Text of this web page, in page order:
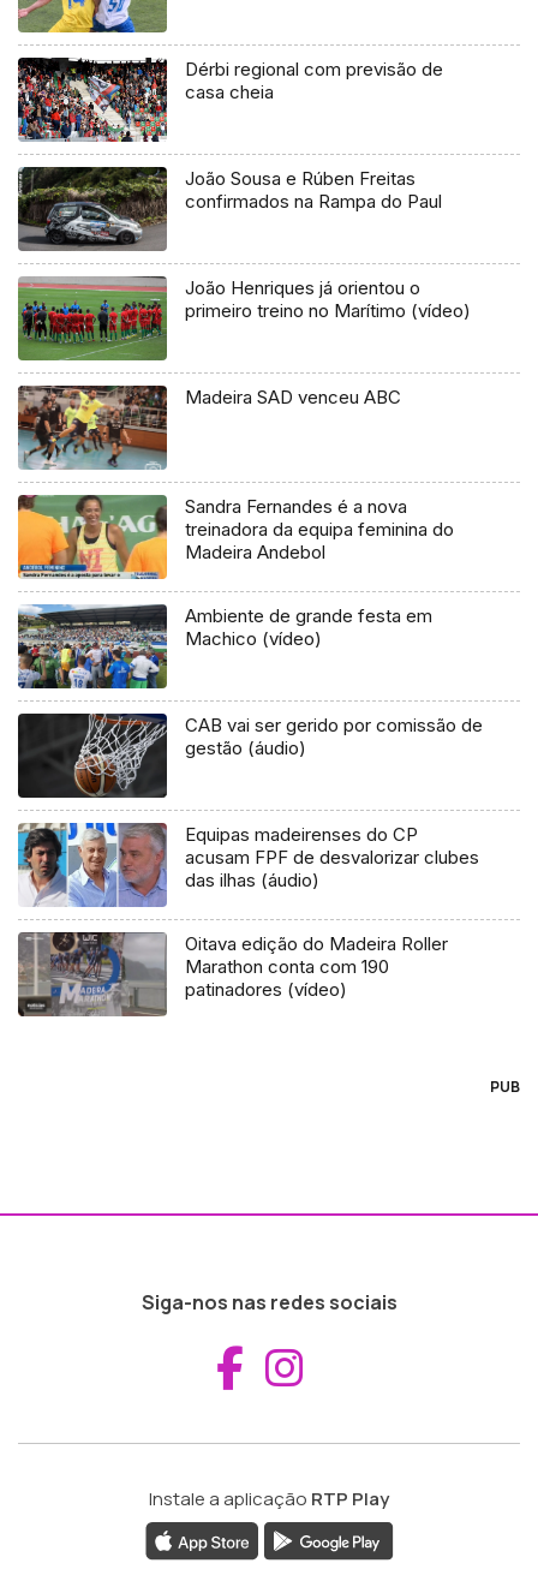
Dérbi regional com previsão de
casa cheia
João Sousa e Rúben Freitas
confirmados na Rampa do Paul
João Henriques já orientou o
primeiro treino no Marítimo (vídeo)
Madeira SAD venceu ABC
Sandra Fernandes é a nova
treinadora da equipa feminina do
Madeira Andebol
Ambiente de grande festa em
Machico (vídeo)
CAB vai ser gerido por comissão de
gestão (áudio)
Equipas madeirenses do CP
acusam FPF de desvalorizar clubes
das ilhas (áudio)
Oitava edição do Madeira Roller
Marathon conta com 190
patinadores (vídeo)
PUB
Siga-nos nas redes sociais
Aceder ao
Instale a aplicação RTP Play